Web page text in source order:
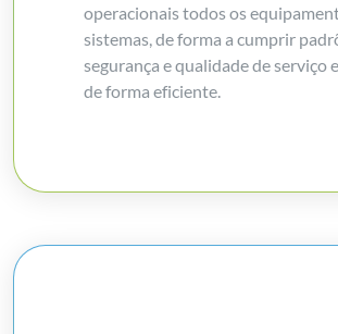
operacionais todos os
sistemas, de forma a cumprir
segurança e qualidade de serviço
de forma eficiente.